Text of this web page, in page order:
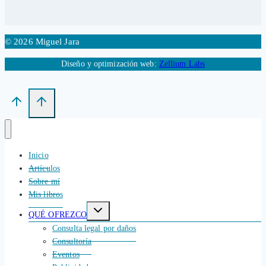
© 2026 Miguel Jara
Diseño y optimización web: Zellium Labs
Inicio
Artículos
Sobre mí
Mis libros
QUÉ OFREZCO
Alternar
hijo
Consulta legal por daños
Consultoría
Eventos